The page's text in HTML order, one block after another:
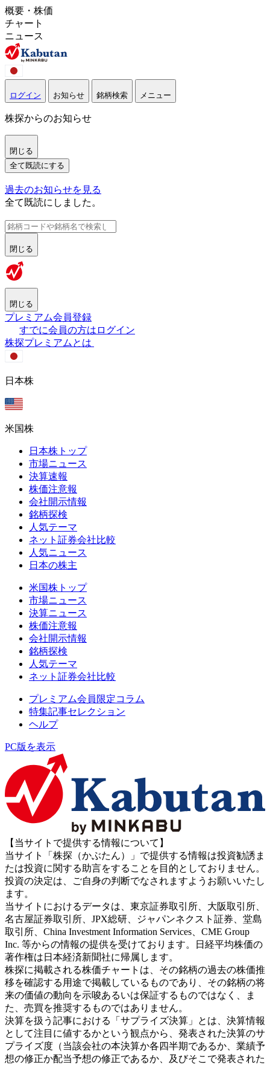
概要・株価
チャート
ニュース
ログイン お知らせ 銘柄検索 メニュー
株探からのお知らせ
閉じる
全て既読にする
過去のお知らせを見る
全て既読にしました。
閉じる
閉じる
プレミアム会員登録
すでに会員の方はログイン
株探プレミアムとは
日本株
米国株
日本株トップ
市場ニュース
決算速報
株価注意報
会社開示情報
銘柄探検
人気テーマ
ネット証券会社比較
人気ニュース
日本の株主
米国株トップ
市場ニュース
決算ニュース
株価注意報
会社開示情報
銘柄探検
人気テーマ
ネット証券会社比較
プレミアム会員限定コラム
特集記事セレクション
ヘルプ
PC版を表示
【当サイトで提供する情報について】
当サイト「株探（かぶたん）」で提供する情報は投資勧誘ま
たは投資に関する助言をすることを目的としておりません。
投資の決定は、ご自身の判断でなされますようお願いいたし
ます。
当サイトにおけるデータは、東京証券取引所、大阪取引所、
名古屋証券取引所、JPX総研、ジャパンネクスト証券、堂島
取引所、China Investment Information Services、CME Group
Inc. 等からの情報の提供を受けております。日経平均株価の
著作権は日本経済新聞社に帰属します。
株探に掲載される株価チャートは、その銘柄の過去の株価推
移を確認する用途で掲載しているものであり、その銘柄の将
来の価値の動向を示唆あるいは保証するものではなく、ま
た、売買を推奨するものではありません。
決算を扱う記事における「サプライズ決算」とは、決算情報
として注目に値するかという観点から、発表された決算のサ
プライズ度（当該会社の本決算か各四半期であるか、業績予
想の修正か配当予想の修正であるか、及びそこで発表された